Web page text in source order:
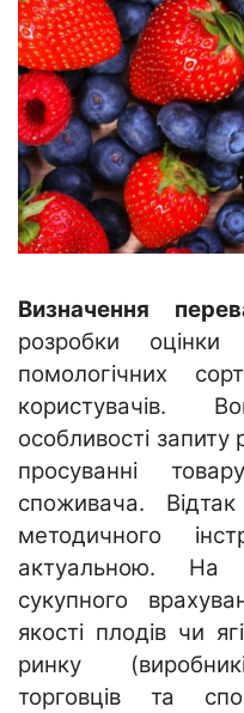
Визначення
розробки оцінки
помологічних
користувачів.
особливості запиту
просуванні
споживача. Відтак
методичного
актуальною. На
сукупного
якості плодів чи
ринку
торговців та